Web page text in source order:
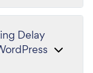
Delay